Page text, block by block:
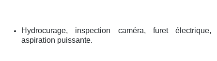
Hydrocurage, inspection caméra, furet électrique,
aspiration puissante.